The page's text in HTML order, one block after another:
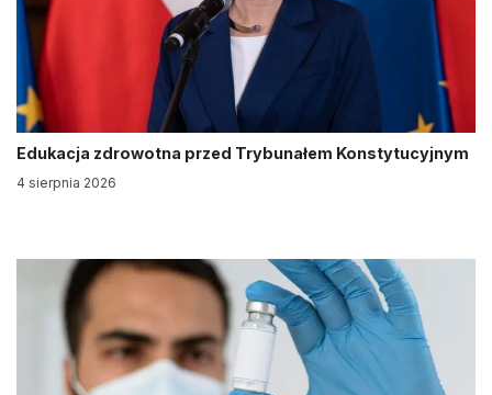
Edukacja zdrowotna przed Trybunałem Konstytucyjnym
4 sierpnia 2026